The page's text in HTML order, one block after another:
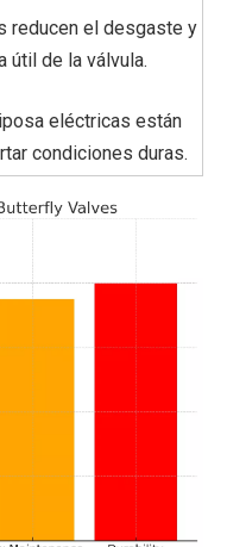
reducen el desgaste y
útil de la válvula.
eléctricas están
condiciones duras.